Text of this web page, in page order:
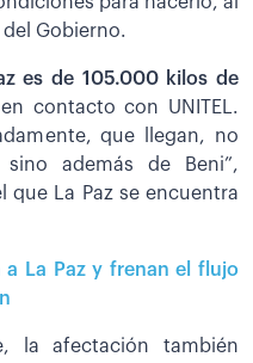
Gobierno.
es de 105.000 kilos de
contacto con UNITEL.
que llegan, no
además de Beni”,
que La Paz se encuentra
a La Paz y frenan el flujo
la afectación también